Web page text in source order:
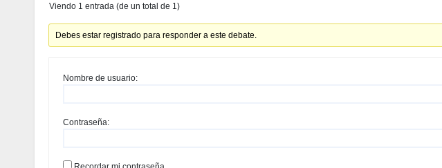
Viendo 1 entrada (de un total de 1)
Debes estar registrado para responder a este debate.
Nombre de usuario:
Contraseña: